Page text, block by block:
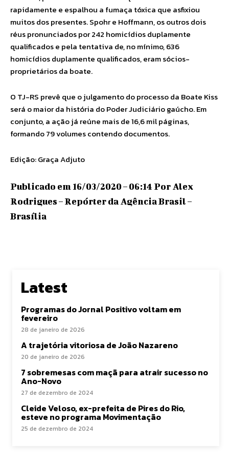
rapidamente e espalhou a fumaça tóxica que asfixiou
muitos dos presentes. Spohr e Hoffmann, os outros dois
réus pronunciados por 242 homicídios duplamente
qualificados e pela tentativa de, no mínimo, 636
homicídios duplamente qualificados, eram sócios-
proprietários da boate.
O TJ-RS prevê que o julgamento do processo da Boate Kiss
será o maior da história do Poder Judiciário gaúcho. Em
conjunto, a ação já reúne mais de 16,6 mil páginas,
formando 79 volumes contendo documentos.
Edição: Graça Adjuto
Publicado em 16/03/2020 – 06:14 Por Alex
Rodrigues – Repórter da Agência Brasil –
Brasília
Latest
Programas do Jornal Positivo voltam em
fevereiro
28 de janeiro de 2026
A trajetória vitoriosa de João Nazareno
20 de janeiro de 2026
7 sobremesas com maçã para atrair sucesso no
Ano-Novo
27 de dezembro de 2024
Cleide Veloso, ex-prefeita de Pires do Rio,
esteve no programa Movimentação
25 de dezembro de 2024